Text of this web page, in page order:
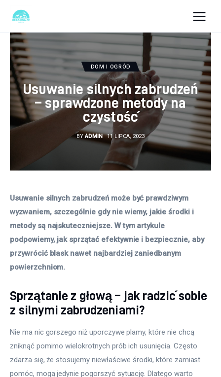
Turystyka
Lifestyle
Dom i ogród
Uroda
DOM I OGRÓD
Usuwanie silnych zabrudzeń
– sprawdzone metody na
czystość
BY ADMIN 11 LIPCA, 2023
Usuwanie silnych zabrudzeń może być prawdziwym
wyzwaniem, szczególnie gdy nie wiemy, jakie środki i
metody są najskuteczniejsze. W tym artykule
podpowiemy, jak sprzątać efektywnie i bezpiecznie, aby
przywrócić blask nawet najbardziej zaniedbanym
powierzchniom.
Sprzątanie z głową – jak radzić sobie
z silnymi zabrudzeniami?
Nie ma nic gorszego niż uporczywe plamy, które nie chcą
zniknąć pomimo wielokrotnych prób ich usunięcia. Często
zdarza się, że stosujemy niewłaściwe środki, które zamiast
pomóc, mogą jedynie pogorszyć sytuację. Dlatego warto